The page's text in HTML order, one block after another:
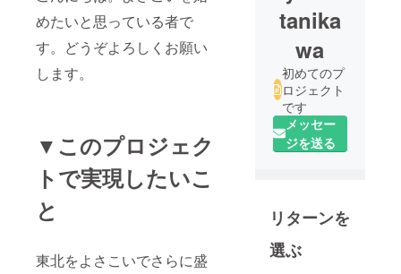
めたいと思っている者で
す。どうぞよろしくお願い
します。
▼このプロジェク
トで実現したいこ
と
東北をよさこいでさらに盛
tanika
wa
初めてのプ
ロジェクト
です
メッセー
ジを送る
リターンを
選ぶ